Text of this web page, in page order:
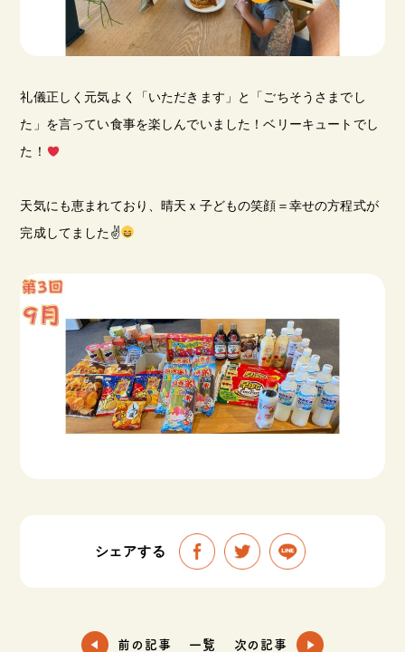
礼儀正しく元気よく「いただきます」と「ごちそうさまでし
た」を言ってい食事を楽しんでいました！ベリーキュートでし
た！
天気にも恵まれており、晴天ｘ子どもの笑顔＝幸せの方程式が
完成してました✌
シェアする
前の記事 一覧 次の記事